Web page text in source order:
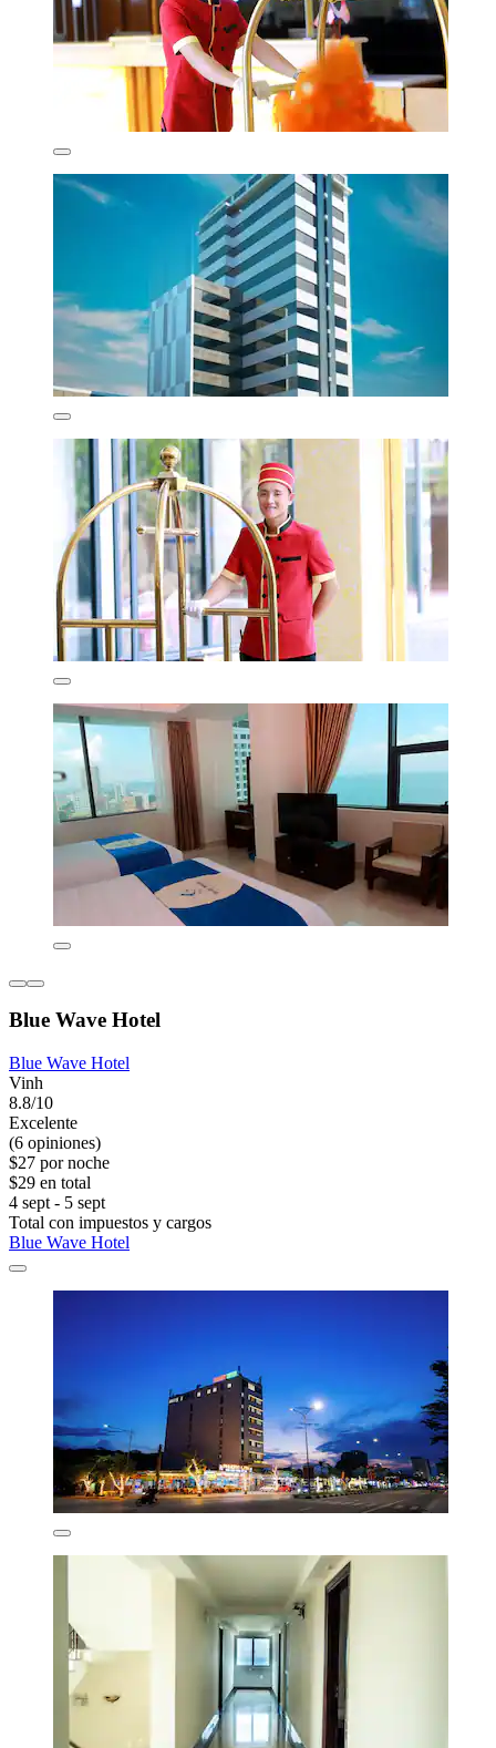
Blue Wave Hotel
Blue Wave Hotel
Vinh
8.8/10
Excelente
(6 opiniones)
$27 por noche
$29 en total
4 sept - 5 sept
Total con impuestos y cargos
Blue Wave Hotel